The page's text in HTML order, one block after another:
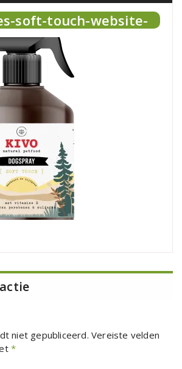
soft-touch-website-
niet gepubliceerd. Vereiste velden
*